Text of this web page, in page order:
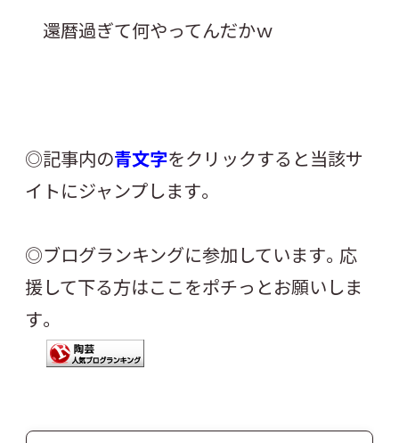
還暦過ぎて何やってんだかｗ
◎記事内の青文字をクリックすると当該サ
イトにジャンプします。
◎ブログランキングに参加しています。応
援して下る方はここをポチっとお願いしま
す。